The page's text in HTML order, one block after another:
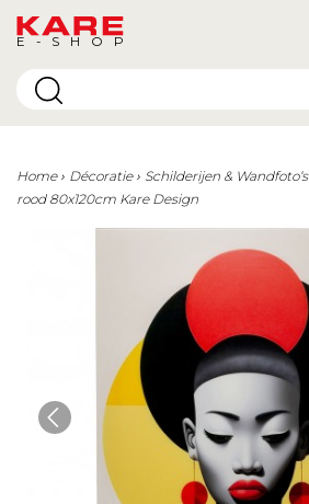
E-SHOP
Home Décoratie Schilderijen & Wandfoto‘s
rood 80x120cm Kare Design